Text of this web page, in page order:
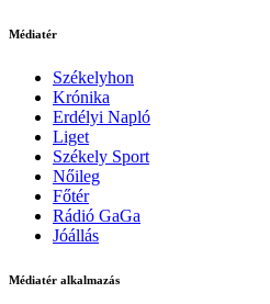
Médiatér
Székelyhon
Krónika
Erdélyi Napló
Liget
Székely Sport
Nőileg
Főtér
Rádió GaGa
Jóállás
Médiatér alkalmazás